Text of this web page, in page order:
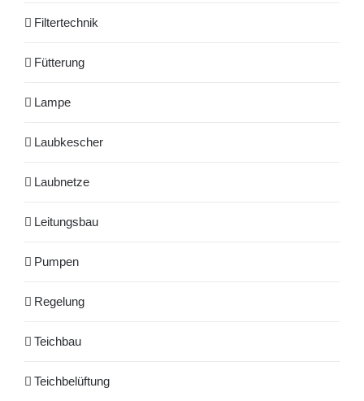
Filtertechnik
Fütterung
Lampe
Laubkescher
Laubnetze
Leitungsbau
Pumpen
Regelung
Teichbau
Teichbelüftung